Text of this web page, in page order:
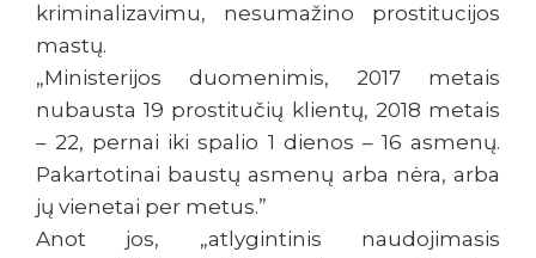
kriminalizavimu, nesumažino prostitucijos
mastų.
„Ministerijos duomenimis, 2017 metais
nubausta 19 prostitučių klientų, 2018 metais
– 22, pernai iki spalio 1 dienos – 16 asmenų.
Pakartotinai baustų asmenų arba nėra, arba
jų vienetai per metus.”
Anot jos, „atlygintinis naudojimasis